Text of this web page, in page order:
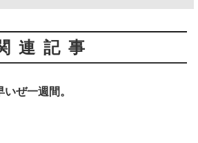
連記事
いぜ一週間。